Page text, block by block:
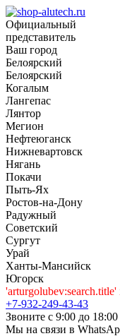
Официальный
представитель
Ваш город
Белоярский
Белоярский
Когалым
Лангепас
Лянтор
Мегион
Нефтеюганск
Нижневартовск
Нягань
Покачи
Пыть-Ях
Рoстов-на-Дону
Радужный
Советский
Сургут
Урай
Ханты-Мансийск
Югорск
'arturgolubev:search.title'
+7-932-249-43-43
Звоните с 9:00 до 18:00
Мы на связи в